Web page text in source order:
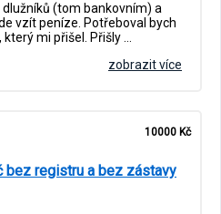
(tom bankovním) a
vzít peníze. Potřeboval bych
mi přišel. Přišly …
zobrazit více
10000 Kč
bez registru a bez zástavy